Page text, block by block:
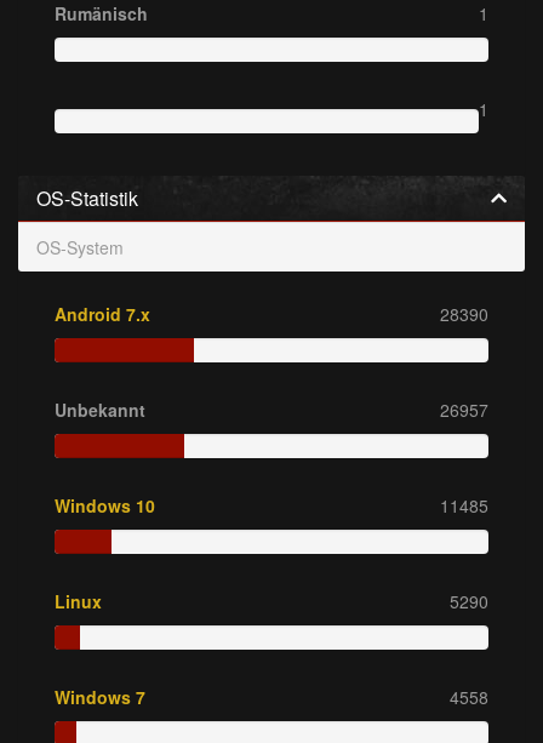
Rumänisch 1
1
OS-Statistik
OS-System
Android 7.x 28390
Unbekannt 26957
Windows 10 11485
Linux 5290
Windows 7 4558